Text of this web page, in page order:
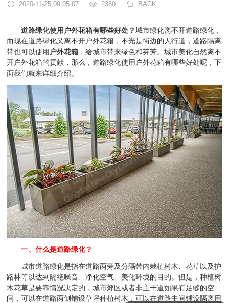
2020-11-25,09:05:07 2380 BACK
道路绿化使用户外花箱有哪些好处？城市绿化离不开道路绿化，
而现在道路绿化又离不开户外花箱，不光是街边的人行道，道路隔离
带也可以使用 户外花箱 ，给城市带来绿色和芬芳。城市美化自然离不
开户外花箱的贡献，那么，道路绿化使用户外花箱有哪些好处呢，下
面我们就来详细介绍。
一、什么是道路绿化？
城市道路绿化是指在道路两旁及分隔带内栽植树木、花草以及护
路林等以达到隔绝噪音、净化空气、美化环境的目的。但是，种植树
木花草是要靠情况决定的，城市郊区或者非主干道如果有足够的空
间，可以在道路两侧铺设草坪种植树木，可以在道路中间铺设隔离用